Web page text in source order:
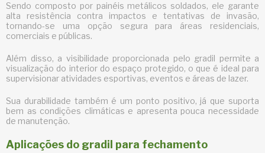
Sendo composto por painéis metálicos soldados, ele garante
alta resistência contra impactos e tentativas de invasão,
tornando-se uma opção segura para áreas residenciais,
comerciais e públicas.
Além disso, a visibilidade proporcionada pelo gradil permite a
visualização do interior do espaço protegido, o que é ideal para
supervisionar atividades esportivas, eventos e áreas de lazer.
Sua durabilidade também é um ponto positivo, já que suporta
bem as condições climáticas e apresenta pouca necessidade
de manutenção.
Aplicações do gradil para fechamento